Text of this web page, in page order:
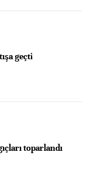
geçti
toparlandı